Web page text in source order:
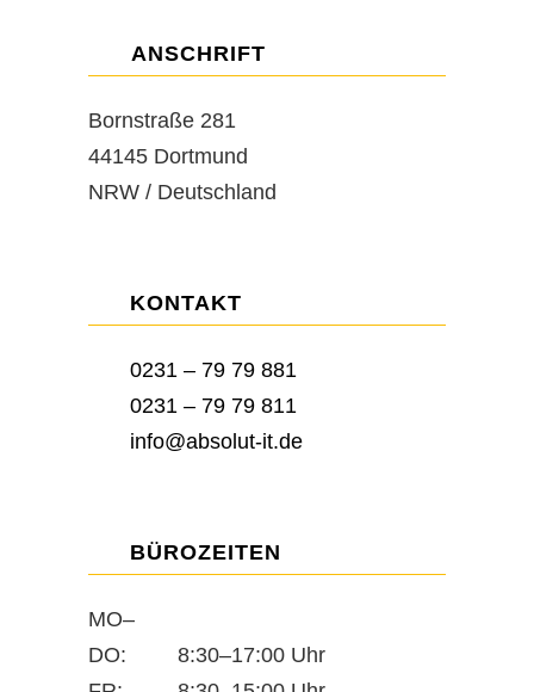
ANSCHRIFT
Bornstraße 281
44145 Dortmund
NRW / Deutschland
KONTAKT
0231 – 79 79 881
0231 – 79 79 811
info@absolut-it.de
BÜROZEITEN
MO–
DO:
8:30–17:00 Uhr